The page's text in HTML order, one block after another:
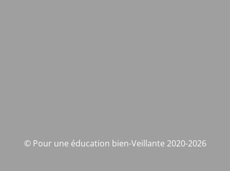
© Pour une éducation bien-Veillante 2020-2026